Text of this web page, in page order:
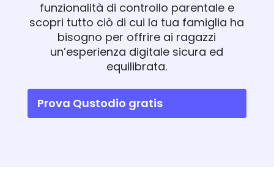
funzionalità di controllo parentale e
scopri tutto ciò di cui la tua famiglia ha
bisogno per offrire ai ragazzi
un’esperienza digitale sicura ed
equilibrata.
Prova Qustodio gratis